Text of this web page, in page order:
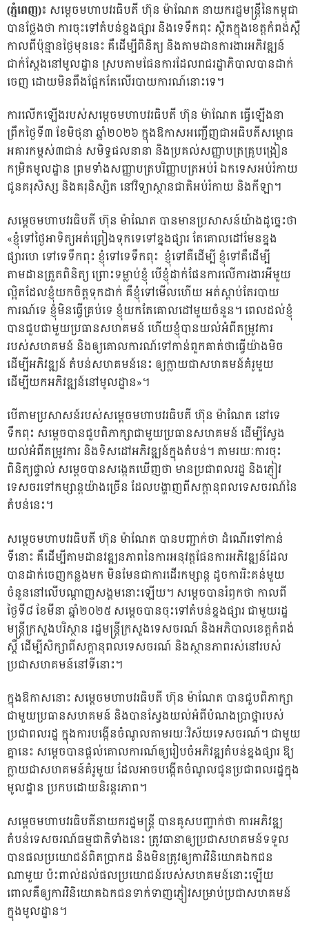
(ភ្នំពេញ)៖ សម្ដេចមហាបវរធិបតី ហ៊ុន ម៉ាណែត នាយករដ្ឋមន្ត្រីនៃកម្ពុជា
បានថ្លែងថា ការចុះទៅតំបន់ខ្នងផ្សារ និងទេទឹកពុះ ស្ថិតក្នុងខេត្តកំពង់ស្ពឺ
កាលពីប៉ុន្មានថ្ងៃមុននេះ គឺដើម្បីពិនិត្យ និងតាមដានការងារអភិវឌ្ឍន៍
ជាក់ស្ដែងនៅមូលដ្ឋាន ស្របតាមផែនការដែលរាជរដ្ឋាភិបាលបានដាក់
ចេញ ដោយមិនពឹងផ្អែកតែលើរបាយការណ៍នោះទេ។
ការលើកឡើងរបស់សម្ដេចមហាបវរធិបតី ហ៊ុន ម៉ាណែត ធ្វើឡើងនា
ព្រឹកថ្ងៃទី៣ ខែមិថុនា ឆ្នាំ២០២៦ ក្នុងឱកាសអញ្ជើញជាអធិបតីសម្ពោធ
អគារកម្ពស់៣ជាន់ សមិទ្ធផលនានា និងប្រគល់សញ្ញាបត្រគ្រូបង្រៀន
កម្រិតមូលដ្ឋាន ព្រមទាំងសញ្ញាបត្របរិញ្ញាបត្រអប់រំ ឯកទេសអប់រំកាយ
ជូនគរុសិស្ស និងគរុនិស្សិត នៅវិទ្យាស្ថានជាតិអប់រំកាយ និងកីឡា។
សម្ដេចមហាបវរធិបតី ហ៊ុន ម៉ាណែត បានមានប្រសាសន៍យ៉ាងដូច្នេះថា
«ខ្ញុំទៅថ្ងៃអាទិត្យអត់ព្រៀងទុកទេទៅខ្នងផ្សារ តែគោលដៅមែនខ្នង
ផ្សារហេ ទៅទេទឹកពុះ ខ្ញុំទៅទេទឹកពុះ ខ្ញុំទៅគឺដើម្បី ខ្ញុំទៅគឺដើម្បី
តាមដានត្រួតពិនិត្យ ព្រោះទម្លាប់ខ្ញុំ បើខ្ញុំដាក់ផែនការលើការងារអីមួយ
ល្អិតដែលខ្ញុំយកចិត្តទុកដាក់ គឺខ្ញុំទៅមើលហើយ អត់ស្ដាប់តែរបាយ
ការណ៍ទេ ខ្ញុំមិនធ្វើគ្រប់ទេ ខ្ញុំយកតែគោលដៅមួយចំនួន។ ពេលដល់ខ្ញុំ
បានជួបជាមួយប្រធានសហគមន៍ ហើយខ្ញុំបានយល់អំពីតម្រូវការ
របស់សហគមន៍ និងឲ្យគោលការណ៍ទៅកាន់ពួកគាត់ថា​ធ្វើយ៉ាងមិច
ដើម្បីអភិវឌ្ឍន៍ តំបន់សហគមន៍នេះ ឲ្យក្លាយជាសហគមន៍គំរូមួយ
ដើម្បីយកអភិវឌ្ឍន៍នៅមូលដ្ឋាន»។
បើតាមប្រសាសន៍របស់សម្ដេចមហាបវរធិបតី ហ៊ុន ម៉ាណែត នៅទេ
ទឹកពុះ សម្ដេចបានជួបពិភាក្សាជាមួយប្រធានសហគមន៍ ដើម្បីស្វែង
យល់អំពីតម្រូវការ និងទិសដៅអភិវឌ្ឍន៍ក្នុងតំបន់។ តាមរយៈការចុះ
ពិនិត្យផ្ទាល់ សម្ដេចបានសង្កេតឃើញថា មានប្រជាពលរដ្ឋ និងភ្ញៀវ
ទេសចរទៅកម្សាន្តយ៉ាងច្រើន ដែលបង្ហាញពីសក្ដានុពលទេសចរណ៍នៃ
តំបន់នេះ។
សម្ដេចមហាបវរធិបតី ហ៊ុន ម៉ាណែត បានបញ្ជាក់ថា ដំណើរទៅកាន់
ទីនោះ គឺដើម្បីតាមដានវឌ្ឍនភាពនៃការអនុវត្តផែនការអភិវឌ្ឍន៍ដែល
បានដាក់ចេញកន្លងមក មិនមែនជាការដើរកម្សាន្ត ដូចការរិះគន់មួយ
ចំនួននៅលើបណ្ដាញសង្គមនោះឡើយ។ សម្ដេចបានរំឭកថា កាលពី
ថ្ងៃទី៨ ខែមីនា ឆ្នាំ២០២៥ សម្ដេចបានចុះទៅតំបន់ខ្នងផ្សារ ជាមួយរដ្ឋ
មន្ត្រីក្រសួងបរិស្ថាន រដ្ឋមន្ត្រីក្រសួងទេសចរណ៍ និងអភិបាលខេត្តកំពង់
ស្ពឺ ដើម្បីសិក្សាពីសក្ដានុពលទេសចរណ៍ និងស្ថានភាពរស់នៅរបស់
ប្រជាសហគមន៍នៅទីនោះ។
ក្នុងឱកាសនោះ សម្ដេចមហាបវរធិបតី ហ៊ុន ម៉ាណែត បានជួបពិភាក្សា
ជាមួយប្រធានសហគមន៍ និងបានស្វែងយល់អំពីបំណងប្រាថ្នារបស់
ប្រជាពលរដ្ឋ ក្នុងការបង្កើនចំណូលតាមរយៈវិស័យទេសចរណ៍។ ជាមួយ
គ្នានេះ សម្ដេចបានផ្ដល់គោលការណ៍ឲ្យរៀបចំអភិវឌ្ឍតំបន់ខ្នងផ្សារ ឱ្យ
ក្លាយជាសហគមន៍គំរូមួយ ដែលអាចបង្កើតចំណូលជូនប្រជាពលរដ្ឋក្នុង
មូលដ្ឋាន ប្រកបដោយនិរន្តរភាព។
សម្ដេចមហាបវរធិបតីនាយករដ្ឋមន្រ្តី បានគូសបញ្ជាក់ថា ការអភិវឌ្ឍ
តំបន់ទេសចរណ៍ធម្មជាតិទាំងនេះ ត្រូវធានាឲ្យប្រជាសហគមន៍ទទួល
បានផលប្រយោជន៍ពិតប្រាកដ និងមិនត្រូវឲ្យការវិនិយោគឯកជន
ណាមួយ ប៉ះពាល់ដល់ផលប្រយោជន៍របស់សហគមន៍នោះឡើយ
ពោលគឺឲ្យការវិនិយោគឯកជនទាក់ទាញភ្ញៀវសម្រាប់ប្រជាសហគមន៍
ក្នុងមូលដ្ឋាន។